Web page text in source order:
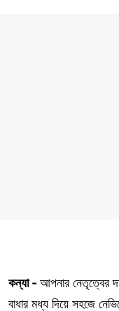
কন্যা -আপনার নেতৃত্বের
বাধার মধ্য দিয়ে সহজে